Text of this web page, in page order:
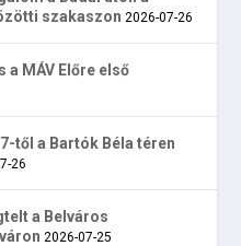
szakaszon 2026-07-26
a MÁV Előre első
től a Bartók Béla téren
26
a Belváros
2026-07-25